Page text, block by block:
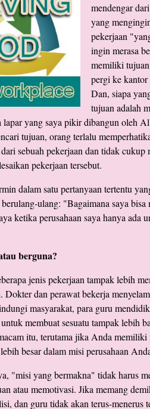
mendengar
yang
pekerjaan
ingin merasa
memiliki tujuan
pergi ke
Dan, siapa
tujuan adalah
lapar yang saya pikir dibangun oleh
tujuan, orang terlalu
sebuah pekerjaan dan tidak cukup
pekerjaan tersebut.
dalam satu pertanyaan tertentu
ulang: "Bagaimana saya bisa
ketika perusahaan saya hanya ada
berguna?
jenis pekerjaan tampak lebih
Dokter dan perawat bekerja
masyarakat, para guru
membuat sesuatu tampak lebih
itu, terutama jika Anda memiliki
besar dalam misi perusahaan
"misi yang bermakna" tidak harus
atau memotivasi. Jika memang
dan guru tidak akan terus-menerus